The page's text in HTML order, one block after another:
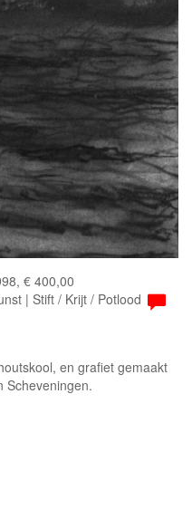
€ 400,00
| Stift / Krijt / Potlood
en grafiet gemaakt
Scheveningen.